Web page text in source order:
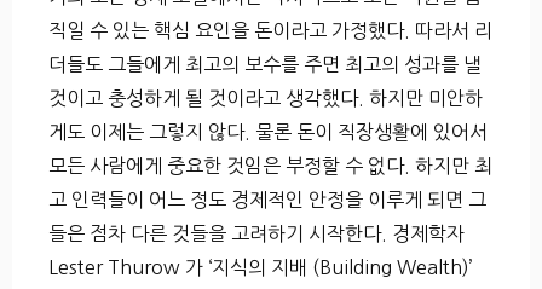
직일 수 있는 핵심 요인을 돈이라고 가정했다. 따라서 리
더들도 그들에게 최고의 보수를 주면 최고의 성과를 낼
것이고 충성하게 될 것이라고 생각했다. 하지만 미안하
게도 이제는 그렇지 않다. 물론 돈이 직장생활에 있어서
모든 사람에게 중요한 것임은 부정할 수 없다. 하지만 최
고 인력들이 어느 정도 경제적인 안정을 이루게 되면 그
들은 점차 다른 것들을 고려하기 시작한다. 경제학자
Lester Thurow 가 ‘지식의 지배 (Building Wealth)’